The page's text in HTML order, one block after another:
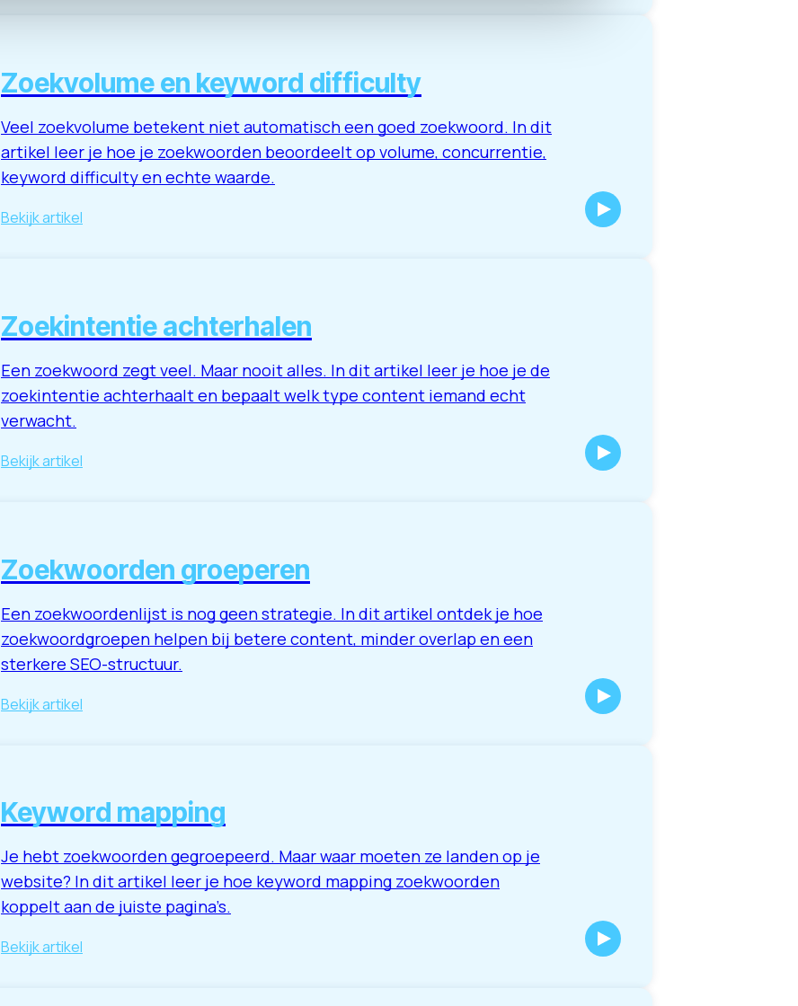
Zoekvolume en keyword difficulty
Veel zoekvolume betekent niet automatisch een goed zoekwoord. In dit
artikel leer je hoe je zoekwoorden beoordeelt op volume, concurrentie,
keyword difficulty en echte waarde.
Bekijk artikel
Zoekintentie achterhalen
Een zoekwoord zegt veel. Maar nooit alles. In dit artikel leer je hoe je de
zoekintentie achterhaalt en bepaalt welk type content iemand echt
verwacht.
Bekijk artikel
Zoekwoorden groeperen
Een zoekwoordenlijst is nog geen strategie. In dit artikel ontdek je hoe
zoekwoordgroepen helpen bij betere content, minder overlap en een
sterkere SEO-structuur.
Bekijk artikel
Keyword mapping
Je hebt zoekwoorden gegroepeerd. Maar waar moeten ze landen op je
website? In dit artikel leer je hoe keyword mapping zoekwoorden
koppelt aan de juiste pagina’s.
Bekijk artikel